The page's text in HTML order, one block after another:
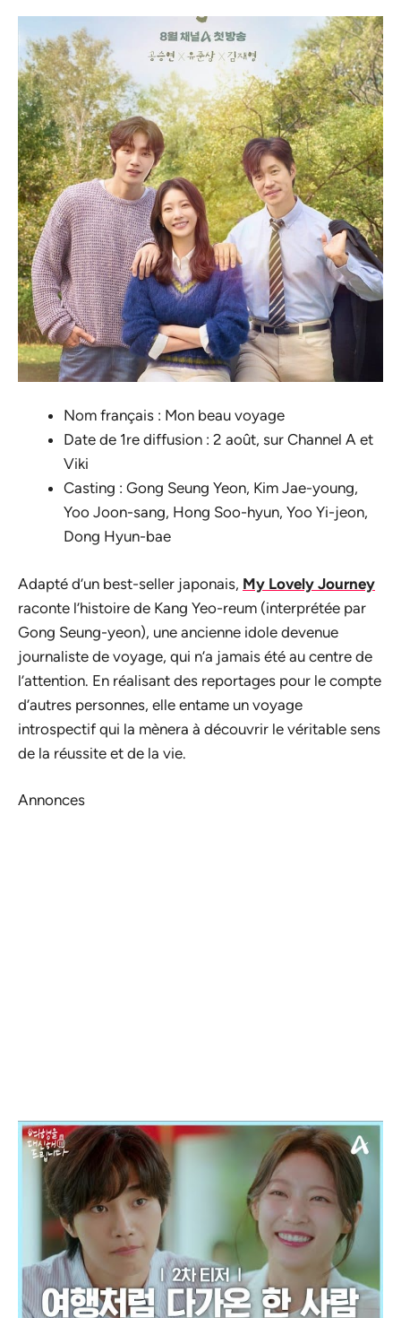
Nom français : Mon beau voyage
Date de 1re diffusion : 2 août, sur Channel A et
Viki
Casting : Gong Seung Yeon, Kim Jae-young,
Yoo Joon-sang, Hong Soo-hyun, Yoo Yi-jeon,
Dong Hyun-bae
Adapté d’un best-seller japonais, My Lovely Journey
raconte l’histoire de Kang Yeo-reum (interprétée par
Gong Seung-yeon), une ancienne idole devenue
journaliste de voyage, qui n’a jamais été au centre de
l’attention. En réalisant des reportages pour le compte
d’autres personnes, elle entame un voyage
introspectif qui la mènera à découvrir le véritable sens
de la réussite et de la vie.
Annonces